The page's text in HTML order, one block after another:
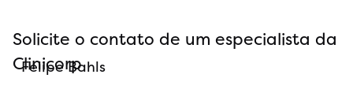
Solicite o contato de um especialista da
Clinicorp
Felipe Bahls